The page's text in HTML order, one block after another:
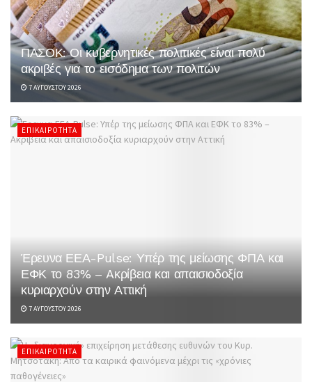
ΠΑΣΟΚ: Οι κυβερνητικές πολιτικές είναι πολύ
ακριβές για το εισόδημα των πολιτών
7 ΑΥΓΟΎΣΤΟΥ 2026
ΕΠΙΚΑΙΡΌΤΗΤΑ
Έρευνα ΕΕΑ-Pulse: Υπέρ της μείωσης ΦΠΑ και
ΕΦΚ το 83% – Aκρίβεια και απαισιοδοξία
κυριαρχούν στην Αττική
7 ΑΥΓΟΎΣΤΟΥ 2026
ΕΠΙΚΑΙΡΌΤΗΤΑ